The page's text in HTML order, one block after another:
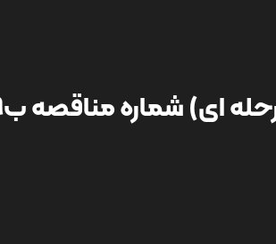
ای) شماره مناقصه ب404/09